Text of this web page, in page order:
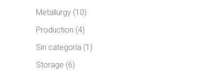
Metallurgy (10)
Production (4)
Sin categoría (1)
Storage (6)